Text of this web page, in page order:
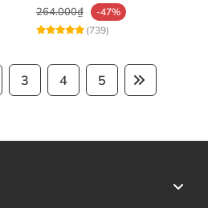
264.000₫
-47%
(739)
3 4 5